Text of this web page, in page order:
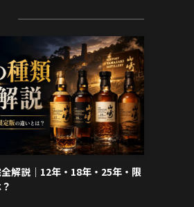
解説｜12年・18年・25年・限